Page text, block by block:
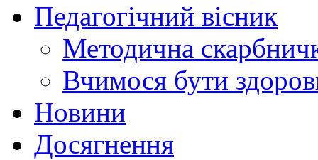
Педагогічний вісник
Методична
Вчимося бути
Новини
Досягнення